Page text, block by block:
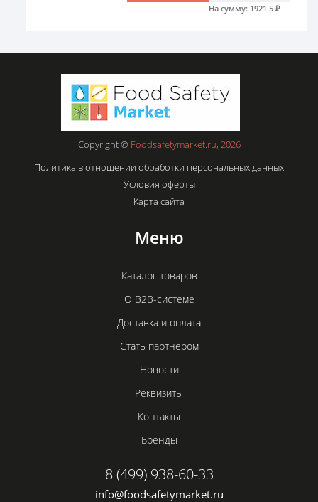
На сумму:1921.5₽
Copyright © Foodsafetymarket.ru, 2026
Политика в отношении обработки персональных данных
Условия оферты
Карта сайта
Меню
Каталог товаров
О B2B-системе
Доставка и оплата
Стать партнером
Новости
Реквизиты
Контакты
Бренды
8 (499) 938-60-33
info@foodsafetymarket.ru